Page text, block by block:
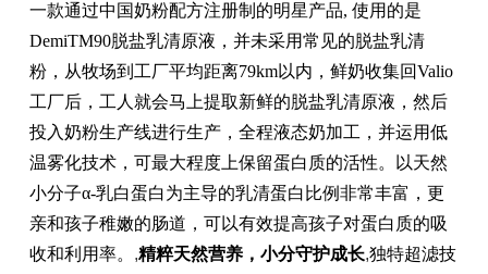
一款通过中国奶粉配方注册制的明星产品, 使用的是
DemiTM90脱盐乳清原液，并未采用常见的脱盐乳清
粉，从牧场到工厂平均距离79km以内，鲜奶收集回Valio
工厂后，工人就会马上提取新鲜的脱盐乳清原液，然后
投入奶粉生产线进行生产，全程液态奶加工，并运用低
温雾化技术，可最大程度上保留蛋白质的活性。以天然
小分子α-乳白蛋白为主导的乳清蛋白比例非常丰富，更
亲和孩子稚嫩的肠道，可以有效提高孩子对蛋白质的吸
收和利用率。 ,精粹天然营养，小分守护成长,独特超滤技